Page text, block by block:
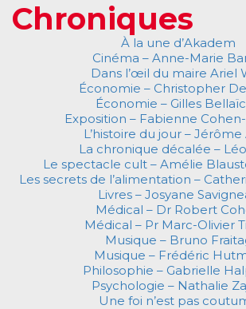
Chroniques
À la une d’Akadem
Cinéma – Anne-Marie
Dans l’œil du maire Ariel
Économie – Christopher
Économie – Gilles
Exposition – Fabienne
L’histoire du jour –
La chronique décalée –
Le spectacle cult – Amélie
Les secrets de l’alimentation –
Livres – Josyane
Médical – Dr Robert
Médical – Pr Marc-Olivier
Musique – Bruno
Musique – Frédéric
Philosophie – Gabrielle
Psychologie – Nathalie
Une foi n’est pas